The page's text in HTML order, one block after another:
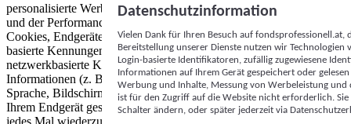
personalisierte Werbung und Inhalte, Messung von Werbeleistung
und der Performance von Inhalten sowie Zielgruppenforschung.
Cookies, Endgeräte- oder ähnliche Online-Kennungen (z. B. login-
basierte Kennungen, zufällig generierte Kennungen,
netzwerkbasierte Kennungen) können zusammen mit anderen
Informationen (z. B. Browsertyp und Browserinformationen,
Sprache, Bildschirmgröße, unterstützte Technologien usw.) auf
Ihrem Endgerät gespeichert oder von dort ausgelesen werden, um es
jedes Mal wiederzuerkennen, wenn es eine App oder einer Webseite
Datenschutzinformation
Vielen Dank für Ihren Besuch auf
Bereitstellung unserer Dienste nutzen wir Technologien
Login-basierte Identifikatoren, zufällig zugewiesene
Informationen auf Ihrem Gerät gespeichert oder
Werbung und Inhalte, Messung von Werbeleistung
ist für den Zugriff auf die Website nicht erforderlich.
Schalter ändern, oder später jederzeit via